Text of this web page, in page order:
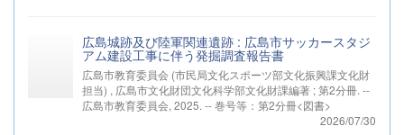
広島城跡及び陸軍関連遺跡 : 広島市サッカースタジ
アム建設工事に伴う発掘調査報告書
広島市教育委員会 (市民局文化スポーツ部文化振興課文化財
担当) , 広島市文化財団文化科学部文化財課編著 ; 第2分冊. --
広島市教育委員会, 2025. -- 巻号等：第2分冊<図書>
2026/07/30